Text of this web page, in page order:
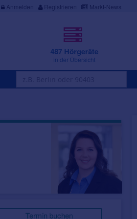
Anmelden · Registrieren Markt-News
487 Hörgeräte
in der Übersicht
Termin buchen